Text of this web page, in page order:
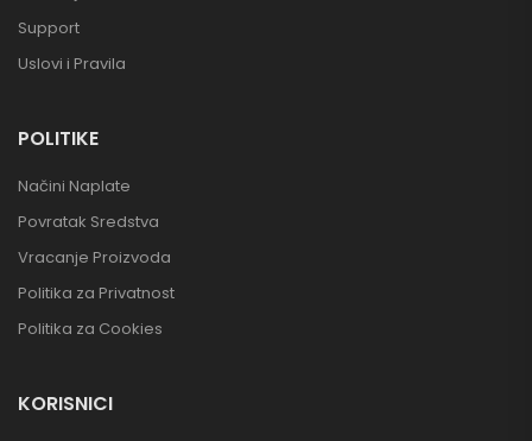
Support
Uslovi i Pravila
POLITIKE
Načini Naplate
Povratak Sredstva
Vracanje Proizvoda
Politika za Privatnost
Politika za Cookies
KORISNICI